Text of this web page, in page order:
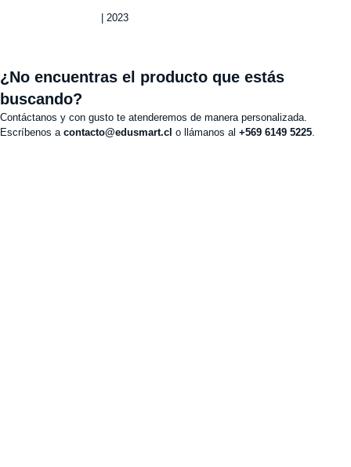
| 2023
¿No encuentras el producto que estás
buscando?
Contáctanos y con gusto te atenderemos de manera personalizada.
Escríbenos a contacto@edusmart.cl o llámanos al +569 6149 5225.